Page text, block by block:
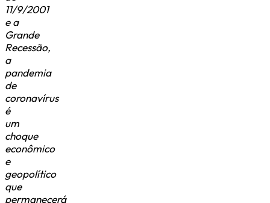
11/9/2001
e a
Grande
Recessão,
a
pandemia
de
coronavírus
é
um
choque
econômico
e
geopolítico
que
permanecerá